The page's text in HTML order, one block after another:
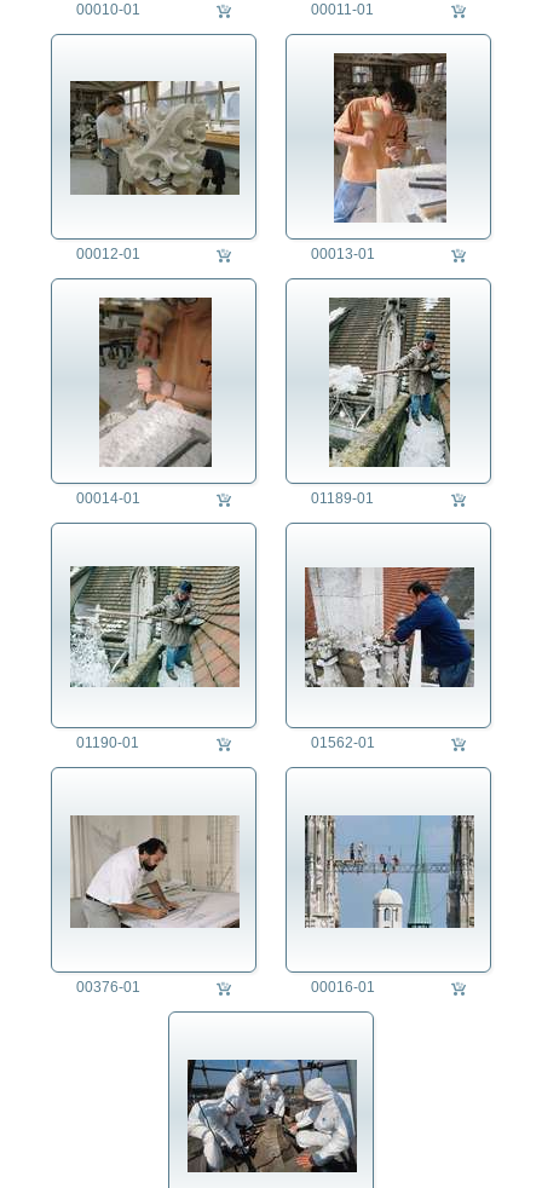
00010-01 00011-01
00012-01 00013-01
00014-01 01189-01
01190-01 01562-01
00376-01 00016-01